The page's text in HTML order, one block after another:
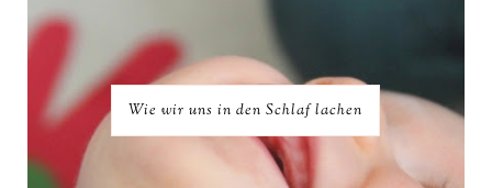
Wie wir uns in den Schlaf lachen